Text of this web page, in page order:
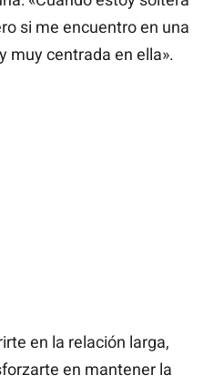
si me encuentro en una
muy centrada en ella».
en la relación larga,
en mantener la